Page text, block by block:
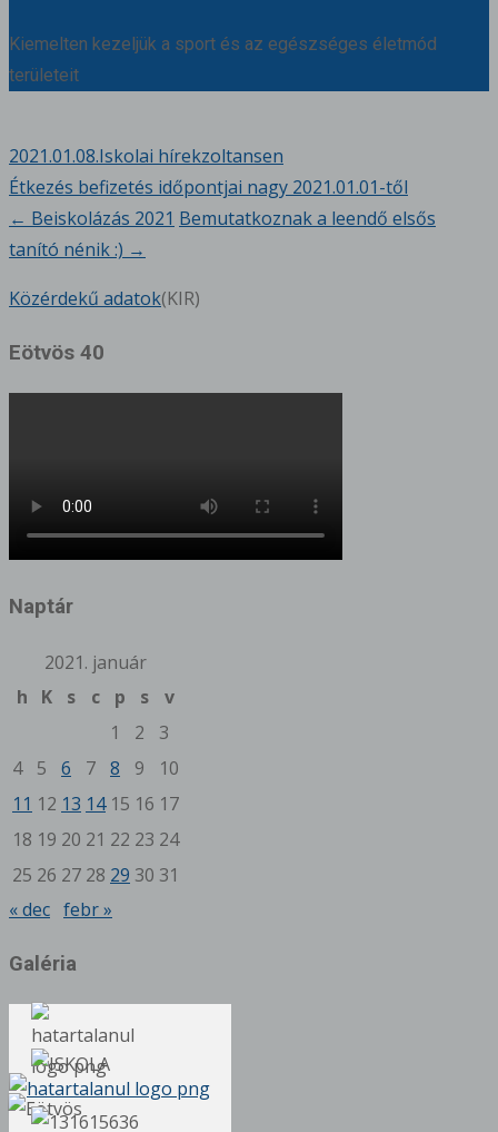
Kiemelten kezeljük a sport és az egészséges életmód
területeit
2021.01.08.Iskolai hírekzoltansen
Étkezés befizetés időpontjai nagy 2021.01.01-től
Bejegyzésnavigáció
← Beiskolázás 2021 Bemutatkoznak a leendő elsős
tanító nénik :) →
Közérdekű adatok(KIR)
Eötvös 40
Naptár
2021. január
h
K s c p s
v
1
2
3
4
5 6 7 8 9
10
11 12 13 14 15 16 17
18 19 20 21 22 23 24
25 26 27 28 29 30 31
« dec febr »
Galéria